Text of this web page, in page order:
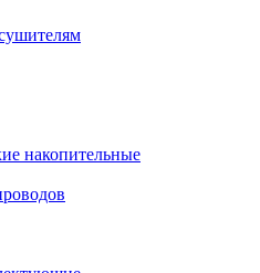
накопительные